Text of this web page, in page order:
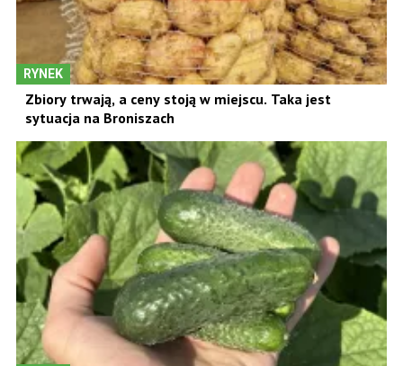
RYNEK
Zbiory trwają, a ceny stoją w miejscu. Taka jest
sytuacja na Broniszach